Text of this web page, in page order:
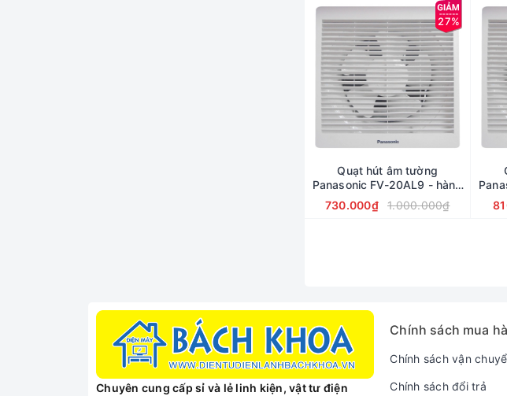
27%
Quạt hút âm tường
Panasonic FV-20AL9 - hàng
chính hãng
730.000₫ 1.000.000₫
Chuyên cung cấp sỉ và lẻ linh kiện, vật tư điện
Chính sách mua
Chính sách vận
Chính sách đổi trả